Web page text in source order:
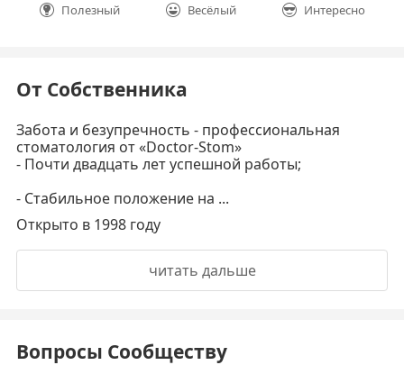
Полезный Весёлый Интересно
От Собственника
Забота и безупречность - профессиональная
стоматология от «Doctor-Stom»
- Почти двадцать лет успешной работы;
- Стабильное положение на ...
Открыто в 1998 году
читать дальше
Вопросы Сообществу